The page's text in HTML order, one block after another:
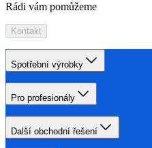
Rádi vám pomůžeme
Kontakt
Spotřební výrobky
Pro profesionály
Další obchodní řešení